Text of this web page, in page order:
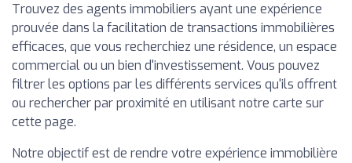
Trouvez des agents immobiliers ayant une expérience
prouvée dans la facilitation de transactions immobilières
efficaces, que vous recherchiez une résidence, un espace
commercial ou un bien d'investissement. Vous pouvez
filtrer les options par les différents services qu'ils offrent
ou rechercher par proximité en utilisant notre carte sur
cette page.
Notre objectif est de rendre votre expérience immobilière